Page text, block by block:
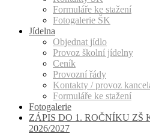
Formuláře ke stažení
Fotogalerie ŠK
Jídelna
Objednat jídlo
Provoz školní jídelny
Ceník
Provozní řády
Kontakty / provoz
Formuláře ke stažení
Fotogalerie
ZÁPIS DO 1. ROČNÍKU ZŠ
2026/2027